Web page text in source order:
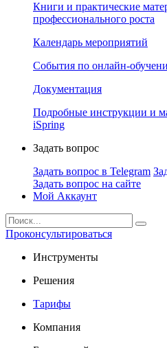
Книги и практические
профессионального роста
Календарь мероприятий
События по онлайн-
Документация
Подробные инструкции и
iSpring
Задать вопрос
Задать вопрос в Telegram
Задать вопрос на сайте
Мой Аккаунт
Проконсультироваться
Инструменты
Решения
Тарифы
Компания